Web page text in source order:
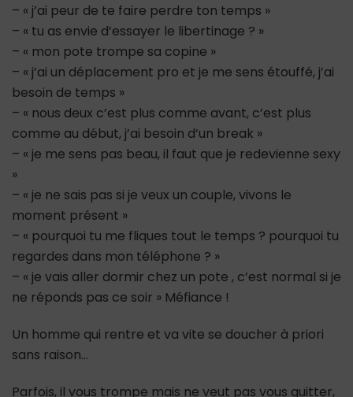
– « j’ai peur de te faire perdre ton temps »
– « tu as envie d’essayer le libertinage ? »
– « mon pote trompe sa copine »
– « j’ai un déplacement pro et je me sens étouffé, j’ai
besoin de temps »
– « nous deux c’est plus comme avant, c’est plus
comme au début, j’ai besoin d’un break »
– « je me sens pas beau, il faut que je redevienne sexy
»
– « je ne sais pas si je veux un couple, vivons le
moment présent »
– « pourquoi tu me fliques tout le temps ? pourquoi tu
regardes dans mon téléphone ? »
– « je vais aller dormir chez un pote , c’est normal si je
ne réponds pas ce soir » Méfiance !
Un homme qui rentre et va vite se doucher à priori
sans raison…
Parfois, il vous trompe mais ne veut pas vous quitter,